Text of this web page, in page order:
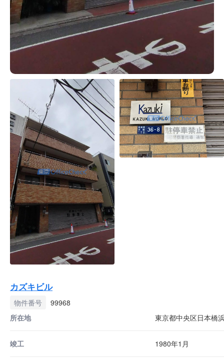
カズキビル
物件番号
99968
所在地
東京都中央区日本橋
竣工 1980年1月